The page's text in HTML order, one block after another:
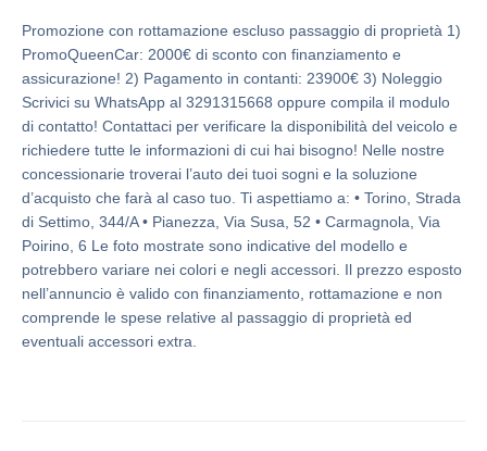
Promozione con rottamazione escluso passaggio di proprietà 1)
PromoQueenCar: 2000€ di sconto con finanziamento e
assicurazione! 2) Pagamento in contanti: 23900€ 3) Noleggio
Scrivici su WhatsApp al 3291315668 oppure compila il modulo
di contatto! Contattaci per verificare la disponibilità del veicolo e
richiedere tutte le informazioni di cui hai bisogno! Nelle nostre
concessionarie troverai l’auto dei tuoi sogni e la soluzione
d’acquisto che farà al caso tuo. Ti aspettiamo a: • Torino, Strada
di Settimo, 344/A • Pianezza, Via Susa, 52 • Carmagnola, Via
Poirino, 6 Le foto mostrate sono indicative del modello e
potrebbero variare nei colori e negli accessori. Il prezzo esposto
nell’annuncio è valido con finanziamento, rottamazione e non
comprende le spese relative al passaggio di proprietà ed
eventuali accessori extra.